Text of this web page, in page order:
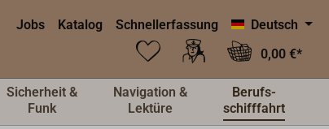
Jobs Katalog Schnellerfassung
Deutsch
0,00 €*
Sicherheit &
Funk
Navigation &
Lektüre
Berufs-
schifffahrt